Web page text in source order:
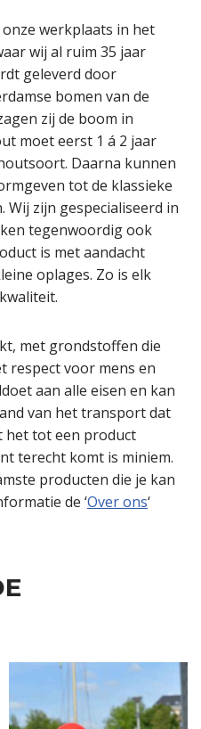
werkplaats in het
wij al ruim 35 jaar
geleverd door
bomen van de
zij de boom in
moet eerst 1 á 2 jaar
Daarna kunnen
tot de klassieke
Wij zijn gespecialiseerd in
tegenwoordig ook
is met aandacht
oplages. Zo is elk
met grondstoffen die
respect voor mens en
aan alle eisen en kan
van het transport dat
het tot een product
terecht komt is miniem.
producten die je kan
de ‘Over ons‘